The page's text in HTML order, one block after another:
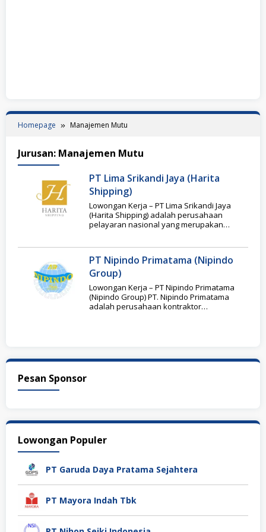
Homepage Manajemen Mutu
Jurusan: Manajemen Mutu
PT Lima Srikandi Jaya (Harita
Shipping)
Lowongan Kerja – PT Lima Srikandi Jaya
(Harita Shipping) adalah perusahaan
pelayaran nasional yang merupakan
PT Nipindo Primatama (Nipindo
Group)
Lowongan Kerja – PT Nipindo Primatama
(Nipindo Group) PT. Nipindo Primatama
adalah perusahaan kontraktor
Pesan Sponsor
Lowongan Populer
PT Garuda Daya Pratama Sejahtera
PT Mayora Indah Tbk